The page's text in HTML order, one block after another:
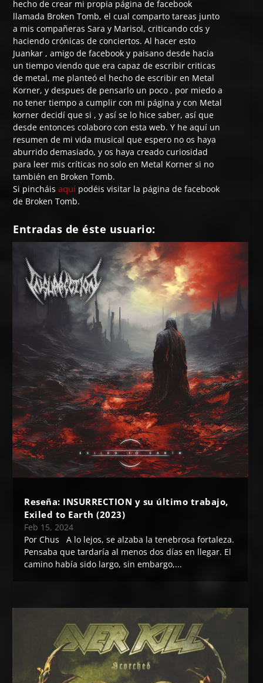
hecho de crear mi propia página de facebook
llamada Broken Tomb, el cual comparto tareas junto
a mis compañeras Sara y Marisol, criticando cds y
haciendo crónicas de conciertos. Al hacer esto
Juankar , amigo de facebook y paisano desde hacia
un tiempo viendo que era capaz de escribir criticas
de metal, me planteó el hecho de escribir en Metal
Korner, y despues de pensarlo un poco , por miedo a
no tener tiempo a cumplir con mi página y con Metal
korner decidí que si , y así se lo hice saber, así que
desde entonces colaboro con esta web. Y he aquí un
resumen de mi vida musical que espero no os haya
aburrido demasiado, y os haya creado curiosidad
para leer mis críticas no solo en Metal Korner si no
también en Broken Tomb.
Si pincháisaquí podéis visitar la página de facebook
de Broken Tomb.
Entradas de éste usuario:
Reseña: INSURRECTION y su último trabajo,
Exiled to Earth (2023)
Feb 15, 2024
Por Chus A lo lejos, se alzaba la tenebrosa fortaleza.
Pensaba que tardaría al menos dos días en llegar. El
camino había sido largo, sin embargo,...